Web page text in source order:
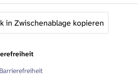
in Zwischenablage kopieren